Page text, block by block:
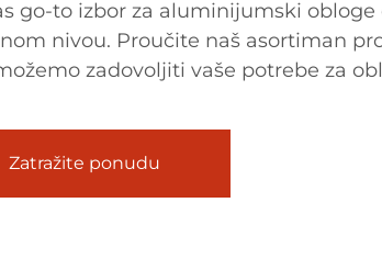
go-to izbor za aluminijumski obloge
nivou. Proučite naš asortiman
zadovoljiti vaše potrebe za
Zatražite ponudu